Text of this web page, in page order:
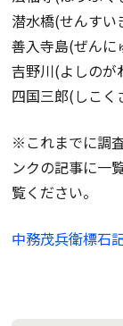
潜水橋(せんすい
善入寺島(ぜんに
吉野川(よしのが
四国三郎(しこく
※これまでに調
ンクの記事に一
覧ください。
中務茂兵衛標石